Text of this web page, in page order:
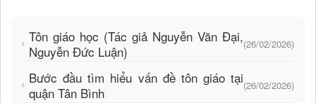
Tôn giáo học (Tác giả Nguyễn Văn Đại,
Nguyễn Đức Luận)
(26/02/2026)
Bước đầu tìm hiểu vấn đề tôn giáo tại
quận Tân Bình
(26/02/2026)